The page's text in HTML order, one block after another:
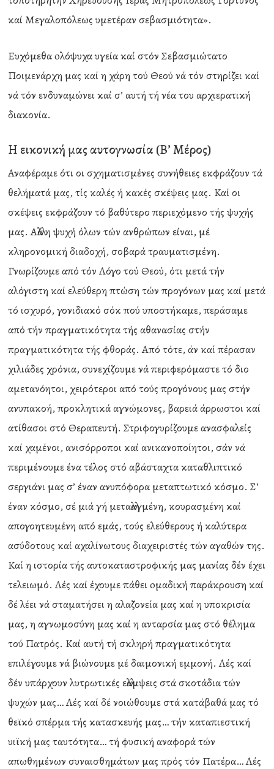
καί Μεγαλοπόλεως υμετέραν σεβασμιότητα».
Ευχόμεθα oλόψυχα υγεία καί στόν Σεβασμιώτατο
Ποιμενάρχη μας καί η χάρη τού Θεού νά τόν στηρίζει καί
νά τόν ενδυναμώνει καί σ’ αυτή τή νέα του αρχιερατική
διακονία.
Η εικονική μας αυτογνωσία (Β’ Μέρος)
Αναφέραμε ότι οι σχηματισμένες συνήθειες εκφράζουν τά
θελήματά μας, τίς καλές ή κακές σκέψεις μας. Καί οι
σκέψεις εκφράζουν τό βαθύτερο περιεχόμενο τής ψυχής
μας. Αλλά η ψυχή όλων τών ανθρώπων είναι, μέ
κληρονομική διαδοχή, σοβαρά τραυματισμένη.
Γνωρίζουμε από τόν Λόγο τού Θεού, ότι μετά τήν
αλόγιστη καί ελεύθερη πτώση τών προγόνων μας καί μετά
τό ισχυρό, γονιδιακό σόκ πού υποστήκαμε, περάσαμε
από τήν πραγματικότητα τής αθανασίας στήν
πραγματικότητα τής φθοράς. Από τότε, άν καί πέρασαν
χιλιάδες χρόνια, συνεχίζουμε νά περιφερόμαστε τό διο
αμετανόητοι, χειρότεροι από τούς προγόνους μας στήν
ανυπακοή, προκλητικά αγνώμονες, βαρειά άρρωστοι καί
ατίθασοι στό Θεραπευτή. Στριφογυρίζουμε ανασφαλείς
καί χαμένοι, ανισόρροποι καί ανικανοποίητοι, σάν νά
περιμένουμε ένα τέλος στό αβάσταχτα καταθλιπτικό
σεργιάνι μας σ’ έναν ανυπόφορα μεταπτωτικό κόσμο. Σ’
έναν κόσμο, σέ μιά γή μεταλλαγμένη, κουρασμένη καί
απογοητευμένη από εμάς, τούς ελεύθερους ή καλύτερα
ασύδοτους καί αχαλίνωτους διαχειριστές τών αγαθών της.
Καί η ιστορία τής αυτοκαταστροφικής μας μανίας δέν έχει
τελειωμό. Λές καί έχουμε πάθει oμαδική παράκρουση καί
δέ λέει νά σταματήσει η αλαζονεία μας καί η υποκρισία
μας, η αγνωμοσύνη μας καί η ανταρσία μας στό θέλημα
τού Πατρός. Καί αυτή τή σκληρή πραγματικότητα
επιλέγουμε νά βιώνουμε μέ δαιμονική εμμονή. Λές καί
δέν υπάρχουν λυτρωτικές ελλάμψεις στά σκοτάδια τών
ψυχών μας… Λές καί δέ νοιώθουμε στά κατάβαθά μας τό
θεϊκό σπέρμα τής κατασκευής μας… τήν καταπιεστική
υιϊκή μας ταυτότητα… τή φυσική αναφορά τών
απωθημένων συναισθημάτων μας πρός τόν Πατέρα… Λές